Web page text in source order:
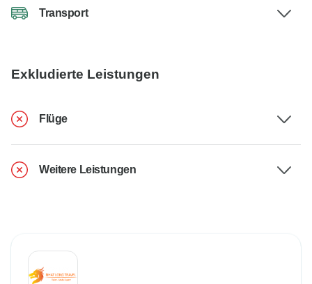
Transport
Exkludierte Leistungen
Flüge
Weitere Leistungen